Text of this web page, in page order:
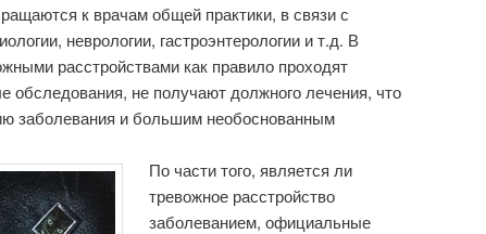
к врачам общей практики, в связи с
неврологии, гастроэнтерологии и т.д. В
расстройствами как правило проходят
обследования, не получают должного лечения, что
заболевания и большим необоснованным
По части того, является ли
тревожное расстройство
заболеванием, официальные